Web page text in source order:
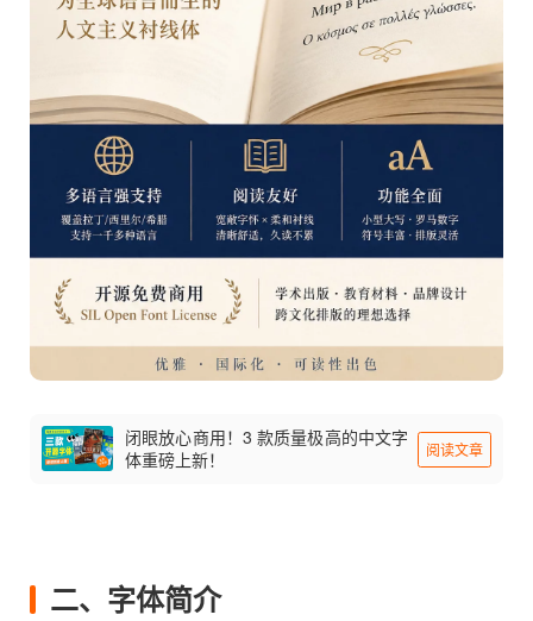
闭眼放心商用！3 款质量极高的中文字
体重磅上新！
阅读文章
二、字体简介